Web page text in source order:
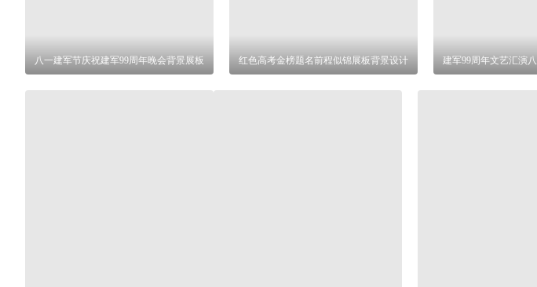
八一建军节庆祝建军99周年晚会背景展板 红色高考金榜题名前程似锦展板背景设计 建军99周年文艺汇演